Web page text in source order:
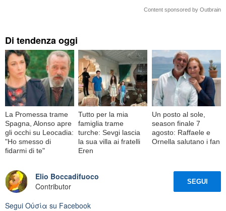
Content sponsored by Outbrain
Di tendenza oggi
La Promessa trame
Spagna, Alonso apre
gli occhi su Leocadia:
"Ho smesso di
fidarmi di te"
Tutto per la mia
famiglia trame
turche: Sevgi lascia
la sua villa ai fratelli
Eren
Un posto al sole,
season finale 7
agosto: Raffaele e
Ornella salutano i fan
Elio Boccadifuoco
Contributor
SEGUI
Segui Oὐσία su Facebook